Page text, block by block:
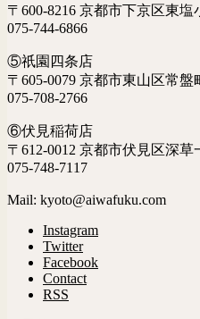
〒600-8216 京都市下京区東塩
075-744-6866
⑤祇園四条店
〒605-0079 京都市東山区常盤
075-708-2766
⑥伏見稲荷店
〒612-0012 京都市伏見区深草
075-748-7117
Mail: kyoto@aiwafuku.com
Instagram
Twitter
Facebook
Contact
RSS